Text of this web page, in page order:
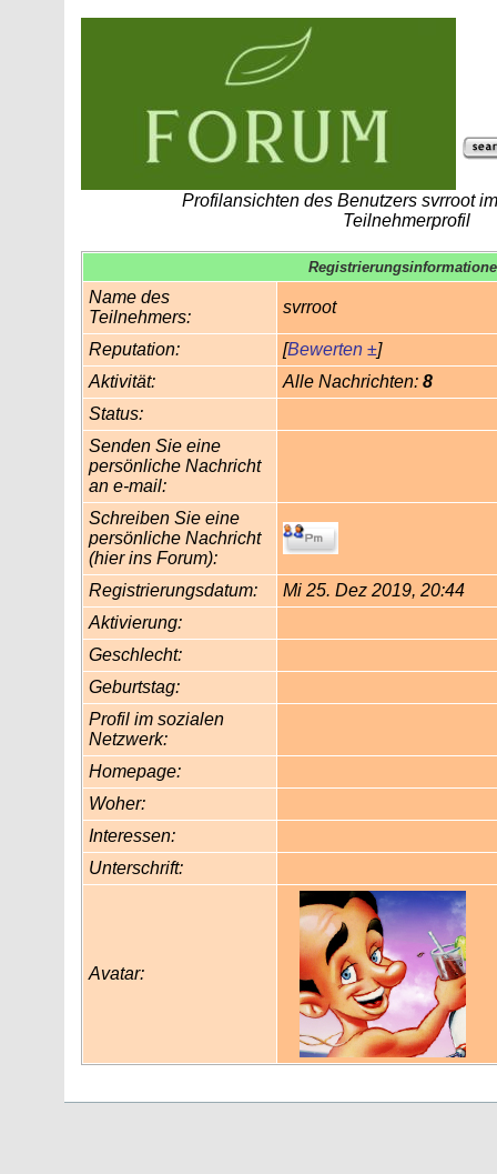
Profilansichten des Benutzers svrroot
Teilnehmerprofil
Name des
Teilnehmers:
svrroot
Reputation: [Bewerten ±]
Aktivität:
Alle Nachrichten:8
Status:
Senden Sie eine
persönliche Nachricht
an e-mail:
Schreiben Sie eine
persönliche Nachricht
(hier ins Forum):
Registrierungsdatum:
Mi 25. Dez 2019, 20:44
Aktivierung:
Geschlecht:
Geburtstag:
Profil im sozialen
Netzwerk:
Homepage:
Woher:
Interessen:
Unterschrift:
Avatar: